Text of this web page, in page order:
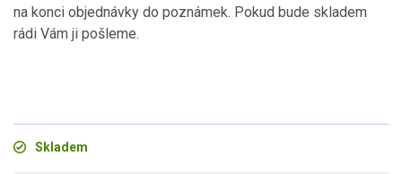
na konci objednávky do poznámek. Pokud bude skladem
rádi Vám ji pošleme.
Skladem